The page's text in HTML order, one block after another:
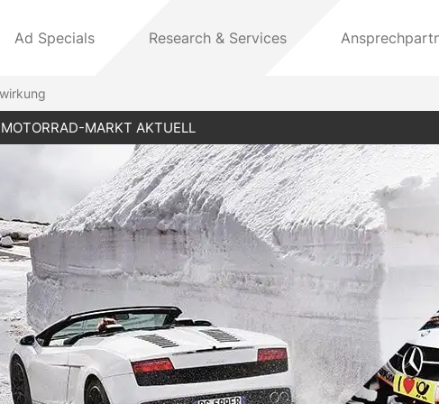
Ad Specials Research & Services
MOTORRAD-MARKT AKTUELL